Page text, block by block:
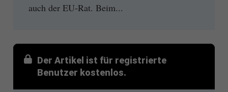
auch der EU-Rat. Beim...
Der Artikel ist für registrierte
Benutzer kostenlos.